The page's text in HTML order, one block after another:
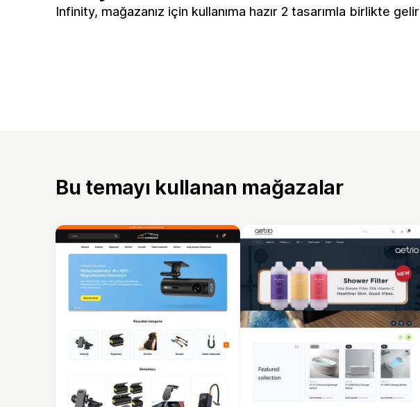
Infinity, mağazanız için kullanıma hazır 2 tasarımla birlikte gelir
Bu temayı kullanan mağazalar